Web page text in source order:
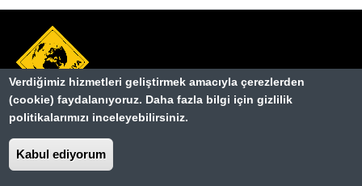
Hakkımızda
Kullanım Şartları
Verdiğimiz hizmetleri geliştirmek amacıyla çerezlerden
(cookie) faydalanıyoruz. Daha fazla bilgi için gizlilik
politikalarımızı inceleyebilirsiniz.
Kabul ediyorum